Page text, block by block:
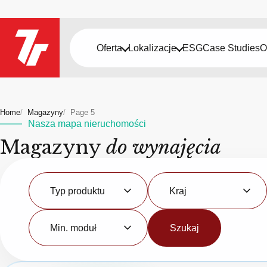
Oferta Lokalizacje ESGCase Studies
Home Magazyny Page 5
Nasza mapa nieruchomości
Magazyny do wynajęcia
Typ
produktuTyp produktu
Kraj
Kraj
Minimalny
modułMin. moduł Szukaj